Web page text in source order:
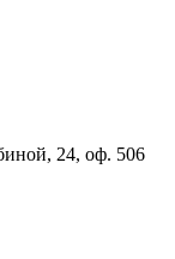
24, оф. 506